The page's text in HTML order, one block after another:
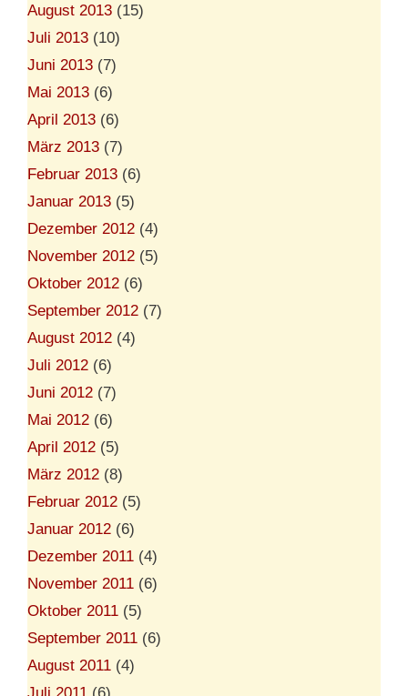
August 2013 (15)
Juli 2013 (10)
Juni 2013 (7)
Mai 2013 (6)
April 2013 (6)
März 2013 (7)
Februar 2013 (6)
Januar 2013 (5)
Dezember 2012 (4)
November 2012 (5)
Oktober 2012 (6)
September 2012 (7)
August 2012 (4)
Juli 2012 (6)
Juni 2012 (7)
Mai 2012 (6)
April 2012 (5)
März 2012 (8)
Februar 2012 (5)
Januar 2012 (6)
Dezember 2011 (4)
November 2011 (6)
Oktober 2011 (5)
September 2011 (6)
August 2011 (4)